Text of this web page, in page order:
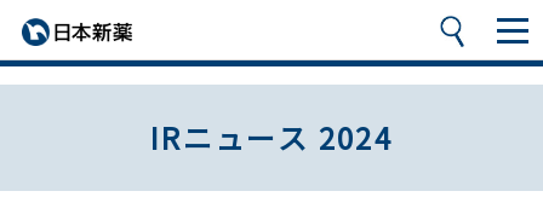
IRニュース 2024